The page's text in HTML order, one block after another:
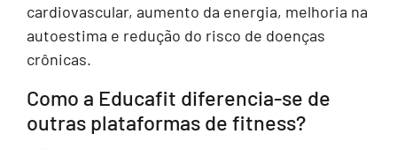
cardiovascular, aumento da energia, melhoria na
autoestima e redução do risco de doenças
crônicas.
Como a Educafit diferencia-se de
outras plataformas de fitness?